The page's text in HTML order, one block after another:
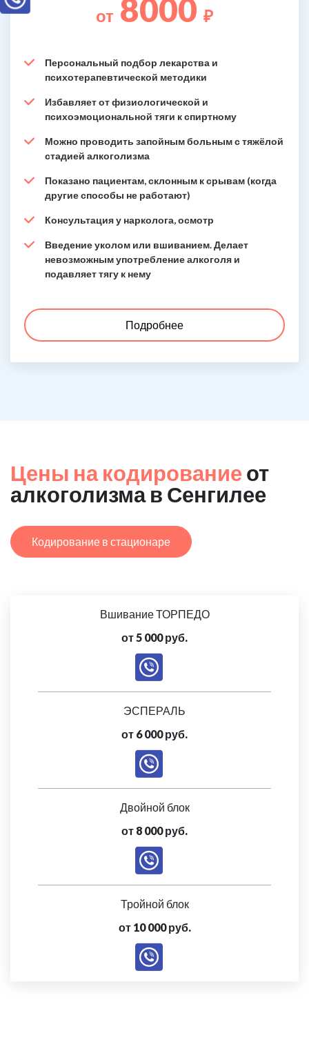
от 8000 ₽
Персональный подбор лекарства и
психотерапевтической методики
Избавляет от физиологической и
психоэмоциональной тяги к спиртному
Можно проводить запойным больным с тяжёлой
стадией алкоголизма
Показано пациентам, склонным к срывам (когда
другие способы не работают)
Консультация у нарколога, осмотр
Введение уколом или вшиванием. Делает
невозможным употребление алкоголя и
подавляет тягу к нему
Подробнее
Цены на кодирование от
алкоголизма в Сенгилее
Кодирование в стационаре
Вшивание ТОРПЕДО
от 5 000 руб.
ЭСПЕРАЛЬ
от 6 000 руб.
Двойной блок
от 8 000 руб.
Тройной блок
от 10 000 руб.